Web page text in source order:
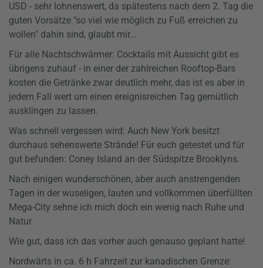
USD - sehr lohnenswert, da spätestens nach dem 2. Tag die
guten Vorsätze "so viel wie möglich zu Fuß erreichen zu
wollen" dahin sind, glaubt mir...
Für alle Nachtschwärmer: Cocktails mit Aussicht gibt es
übrigens zuhauf - in einer der zahlreichen Rooftop-Bars
kosten die Getränke zwar deutlich mehr, das ist es aber in
jedem Fall wert um einen ereignisreichen Tag gemütlich
ausklingen zu lassen.
Was schnell vergessen wird: Auch New York besitzt
durchaus sehenswerte Strände! Für euch getestet und für
gut befunden: Coney Island an der Südspitze Brooklyns.
Nach einigen wunderschönen, aber auch anstrengenden
Tagen in der wuseligen, lauten und vollkommen überfüllten
Mega-City sehne ich mich doch ein wenig nach Ruhe und
Natur.
Wie gut, dass ich das vorher auch genauso geplant hatte!
Nordwärts in ca. 6 h Fahrzeit zur kanadischen Grenze: